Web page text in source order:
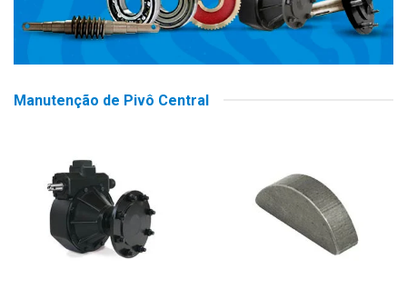
Manutenção de Pivô Central